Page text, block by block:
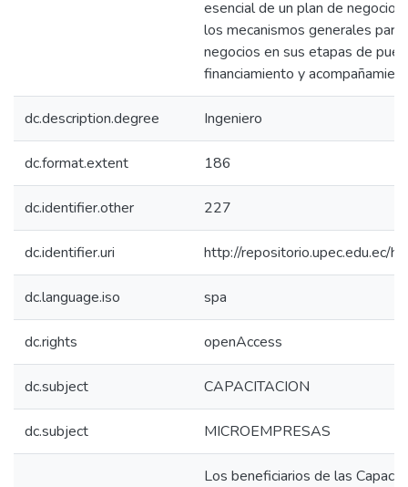
esencial de un plan de
los mecanismos generales para
negocios en sus etapas de
financiamiento y
dc.description.degree Ingeniero
dc.format.extent 186
dc.identifier.other 227
dc.identifier.uri http://repositorio.upec.edu.ec/
dc.language.iso spa
dc.rights openAccess
dc.subject CAPACITACION
dc.subject MICROEMPRESAS
Los beneficiarios de las